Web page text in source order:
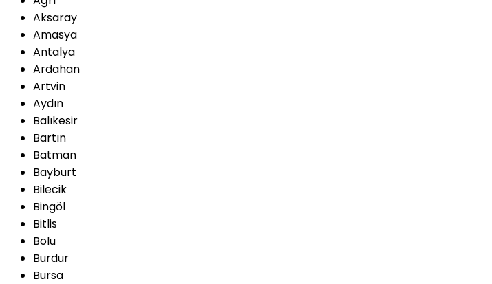
Aksaray
Amasya
Antalya
Ardahan
Artvin
Aydın
Balıkesir
Bartın
Batman
Bayburt
Bilecik
Bingöl
Bitlis
Bolu
Burdur
Bursa